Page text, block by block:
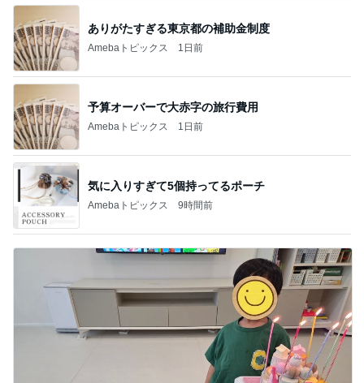
ありがたすぎる東京都の補助金制度
Amebaトピックス 1日前
予算オーバーで大赤字の旅行費用
Amebaトピックス 1日前
気に入りすぎて5個持ってるポーチ
Amebaトピックス 9時間前